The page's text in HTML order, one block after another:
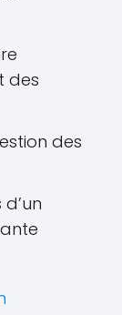
des
des